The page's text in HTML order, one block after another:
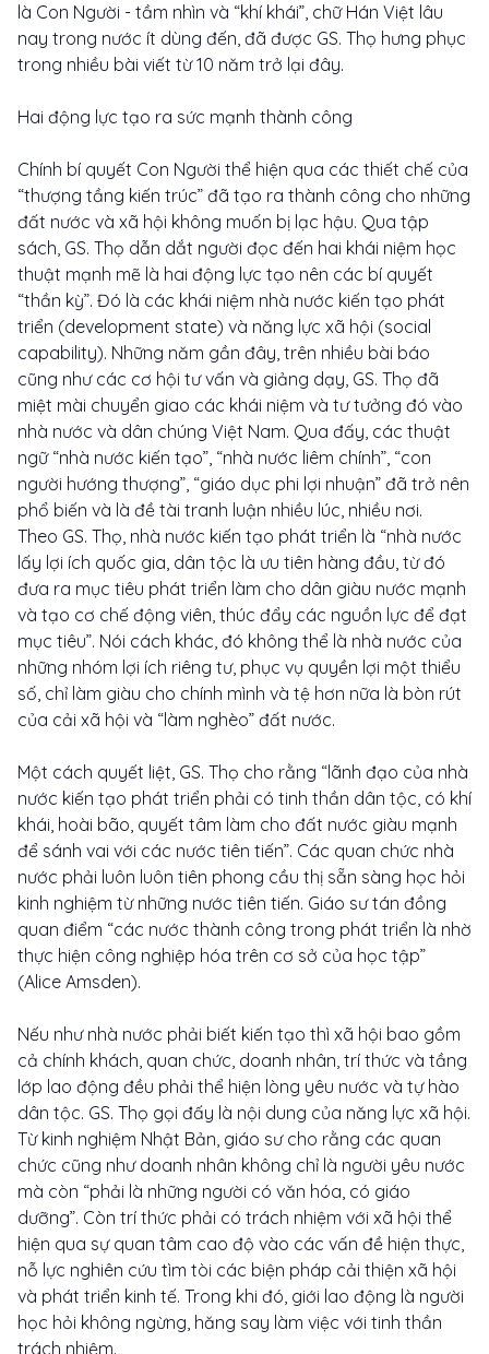
là Con Người - tầm nhìn và “khí khái”, chữ Hán Việt lâu
nay trong nước ít dùng đến, đã được GS. Thọ hưng phục
trong nhiều bài viết từ 10 năm trở lại đây.
Hai động lực tạo ra sức mạnh thành công
Chính bí quyết Con Người thể hiện qua các thiết chế của
“thượng tầng kiến trúc” đã tạo ra thành công cho những
đất nước và xã hội không muốn bị lạc hậu. Qua tập
sách, GS. Thọ dẫn dắt người đọc đến hai khái niệm học
thuật mạnh mẽ là hai động lực tạo nên các bí quyết
“thần kỳ”. Đó là các khái niệm nhà nước kiến tạo phát
triển (development state) và năng lực xã hội (social
capability). Những năm gần đây, trên nhiều bài báo
cũng như các cơ hội tư vấn và giảng dạy, GS. Thọ đã
miệt mài chuyển giao các khái niệm và tư tưởng đó vào
nhà nước và dân chúng Việt Nam. Qua đấy, các thuật
ngữ “nhà nước kiến tạo”, “nhà nước liêm chính”, “con
người hướng thượng”, “giáo dục phi lợi nhuận” đã trở nên
phổ biến và là đề tài tranh luận nhiều lúc, nhiều nơi.
Theo GS. Thọ, nhà nước kiến tạo phát triển là “nhà nước
lấy lợi ích quốc gia, dân tộc là ưu tiên hàng đầu, từ đó
đưa ra mục tiêu phát triển làm cho dân giàu nước mạnh
và tạo cơ chế động viên, thúc đẩy các nguồn lực để đạt
mục tiêu”. Nói cách khác, đó không thể là nhà nước của
những nhóm lợi ích riêng tư, phục vụ quyền lợi một thiểu
số, chỉ làm giàu cho chính mình và tệ hơn nữa là bòn rút
của cải xã hội và “làm nghèo” đất nước.
Một cách quyết liệt, GS. Thọ cho rằng “lãnh đạo của nhà
nước kiến tạo phát triển phải có tinh thần dân tộc, có khí
khái, hoài bão, quyết tâm làm cho đất nước giàu mạnh
để sánh vai với các nước tiên tiến”. Các quan chức nhà
nước phải luôn luôn tiên phong cầu thị sẵn sàng học hỏi
kinh nghiệm từ những nước tiên tiến. Giáo sư tán đồng
quan điểm “các nước thành công trong phát triển là nhờ
thực hiện công nghiệp hóa trên cơ sở của học tập”
(Alice Amsden).
Nếu như nhà nước phải biết kiến tạo thì xã hội bao gồm
cả chính khách, quan chức, doanh nhân, trí thức và tầng
lớp lao động đều phải thể hiện lòng yêu nước và tự hào
dân tộc. GS. Thọ gọi đấy là nội dung của năng lực xã hội.
Từ kinh nghiệm Nhật Bản, giáo sư cho rằng các quan
chức cũng như doanh nhân không chỉ là người yêu nước
mà còn “phải là những người có văn hóa, có giáo
dưỡng”. Còn trí thức phải có trách nhiệm với xã hội thể
hiện qua sự quan tâm cao độ vào các vấn đề hiện thực,
nỗ lực nghiên cứu tìm tòi các biện pháp cải thiện xã hội
và phát triển kinh tế. Trong khi đó, giới lao động là người
học hỏi không ngừng, hăng say làm việc với tinh thần
trách nhiệm.